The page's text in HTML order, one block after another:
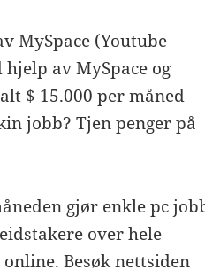
MySpace (Youtube
av MySpace og
$ 15.000 per måned
jobb? Tjen penger på
gjør enkle pc
over hele
Besøk nettsiden